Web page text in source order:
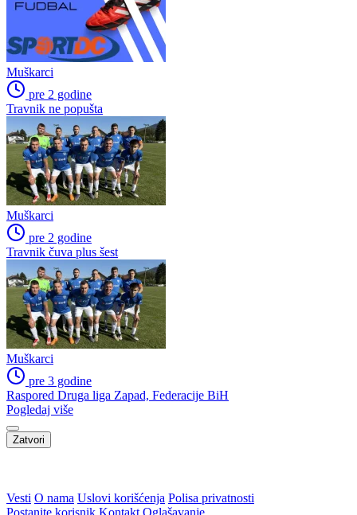
Muškarci
pre 2 godine
Travnik ne popušta
Muškarci
pre 2 godine
Travnik čuva plus šest
Muškarci
pre 3 godine
Raspored Druga liga Zapad, Federacije BiH
Pogledaj više
Zatvori
Vesti O nama Uslovi korišćenja Polisa privatnosti
Postanite korisnik Kontakt Oglašavanje